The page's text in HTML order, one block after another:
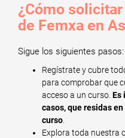
¿Cómo
de Femxa en
Sigue los siguientes pasos:
Regístrate y cubre
para comprobar que
acceso a un curso. Es
casos, que residas
curso
Explora toda nuestra